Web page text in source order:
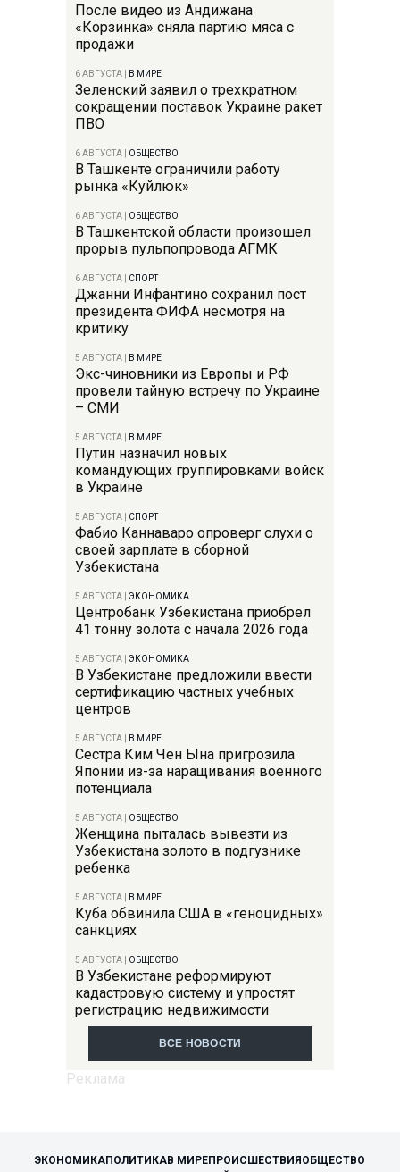
После видео из Андижана
«Корзинка» сняла партию мяса с
продажи
6 АВГУСТА В МИРЕ
Зеленский заявил о трехкратном
сокращении поставок Украине ракет
ПВО
6 АВГУСТА ОБЩЕСТВО
В Ташкенте ограничили работу
рынка «Куйлюк»
6 АВГУСТА ОБЩЕСТВО
В Ташкентской области произошел
прорыв пульпопровода АГМК
6 АВГУСТА СПОРТ
Джанни Инфантино сохранил пост
президента ФИФА несмотря на
критику
5 АВГУСТА В МИРЕ
Экс-чиновники из Европы и РФ
провели тайную встречу по Украине
– СМИ
5 АВГУСТА В МИРЕ
Путин назначил новых
командующих группировками войск
в Украине
5 АВГУСТА СПОРТ
Фабио Каннаваро опроверг слухи о
своей зарплате в сборной
Узбекистана
5 АВГУСТА ЭКОНОМИКА
Центробанк Узбекистана приобрел
41 тонну золота с начала 2026 года
5 АВГУСТА ЭКОНОМИКА
В Узбекистане предложили ввести
сертификацию частных учебных
центров
5 АВГУСТА В МИРЕ
Сестра Ким Чен Ына пригрозила
Японии из-за наращивания военного
потенциала
5 АВГУСТА ОБЩЕСТВО
Женщина пыталась вывезти из
Узбекистана золото в подгузнике
ребенка
5 АВГУСТА В МИРЕ
Куба обвинила США в «геноцидных»
санкциях
5 АВГУСТА ОБЩЕСТВО
В Узбекистане реформируют
кадастровую систему и упростят
регистрацию недвижимости
ВСЕ НОВОСТИ
ЭКОНОМИКАПОЛИТИКАВ МИРЕПРОИСШЕСТВИЯОБЩЕСТВО